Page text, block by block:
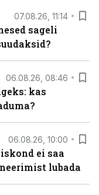
07.08.26, 11:14
sageli
06.08.26, 08:46
kas
06.08.26, 10:00
ei saa
lubada